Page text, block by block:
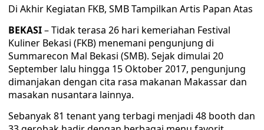
Di Akhir Kegiatan FKB, SMB Tampilkan Artis Papan Atas
BEKASI– Tidak terasa 26 hari kemeriahan Festival
Kuliner Bekasi (FKB) menemani pengunjung di
Summarecon Mal Bekasi (SMB). Sejak dimulai 20
September lalu hingga 15 Oktober 2017, pengunjung
dimanjakan dengan cita rasa makanan Makassar dan
masakan nusantara lainnya.
Sebanyak 81 tenant yang terbagi menjadi 48 booth dan